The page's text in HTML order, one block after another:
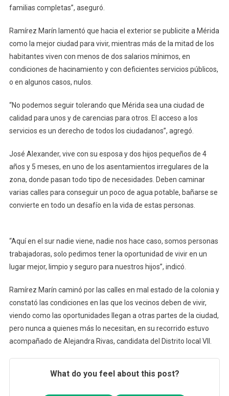
familias completas”, aseguró.
Ramírez Marín lamentó que hacia el exterior se publicite a Mérida
como la mejor ciudad para vivir, mientras más de la mitad de los
habitantes viven con menos de dos salarios mínimos, en
condiciones de hacinamiento y con deficientes servicios públicos,
o en algunos casos, nulos.
“No podemos seguir tolerando que Mérida sea una ciudad de
calidad para unos y de carencias para otros. El acceso a los
servicios es un derecho de todos los ciudadanos”, agregó.
José Alexander, vive con su esposa y dos hijos pequeños de 4
años y 5 meses, en uno de los asentamientos irregulares de la
zona, donde pasan todo tipo de necesidades. Deben caminar
varias calles para conseguir un poco de agua potable, bañarse se
convierte en todo un desafío en la vida de estas personas.
“Aquí en el sur nadie viene, nadie nos hace caso, somos personas
trabajadoras, solo pedimos tener la oportunidad de vivir en un
lugar mejor, limpio y seguro para nuestros hijos”, indicó.
Ramírez Marín caminó por las calles en mal estado de la colonia y
constató las condiciones en las que los vecinos deben de vivir,
viendo como las oportunidades llegan a otras partes de la ciudad,
pero nunca a quienes más lo necesitan, en su recorrido estuvo
acompañado de Alejandra Rivas, candidata del Distrito local VII.
What do you feel about this post?